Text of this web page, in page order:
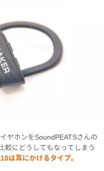
ヤホンをSoundPEATSさんの
較にどうしてもなってしまう
は耳にかけるタイプ。